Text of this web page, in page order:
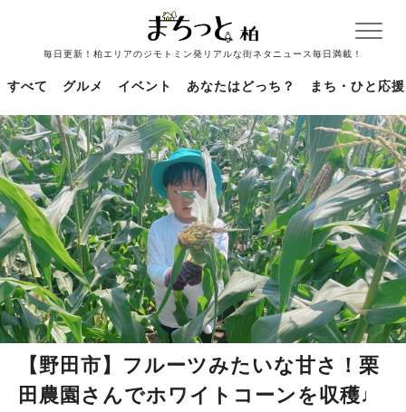
毎日更新！柏エリアのジモトミン発リアルな街ネタニュース毎日満載！
すべて グルメ イベント あなたはどっち？ まち・ひと応援
【野田市】フルーツみたいな甘さ！栗
田農園さんでホワイトコーンを収穫♩